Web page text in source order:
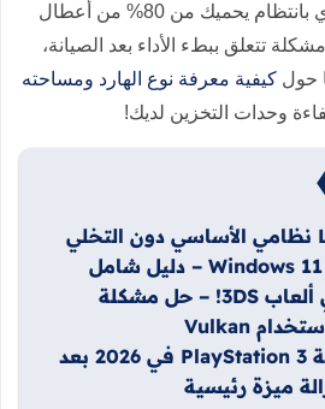
وتغيير المعجون الحراري بانتظام يحميك من 80% من أعطال
تتعلق ببطء الأداء بعد الصيانة،
حولكيفية معرفة نوع الهارد ومساحته
وحدات التخزين لديك!
كيف جعلت Linux نظامي الأساسي دون التخلي
وداعاً للتقطيع في ألعاب 3DS! – حل مشكلة
رسمياً: نهاية حقبة PlayStation 3 في 2026 بعد
ميزة رئيسية